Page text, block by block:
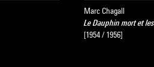
Marc Chagall
Le Dauphin mort et
[1954 / 1956]